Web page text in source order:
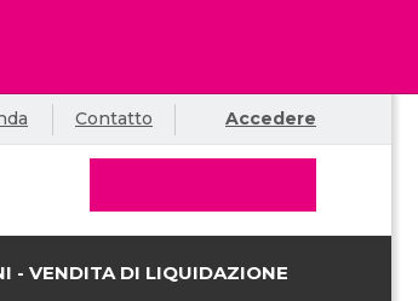
Contatto Accedere
- VENDITA DI LIQUIDAZIONE